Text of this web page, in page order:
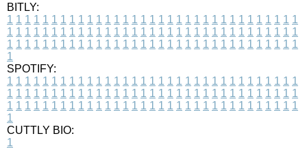
BITLY:
1 1 1 1 1 1 1 1 1 1 1 1 1 1 1 1 1 1 1 1 1 1 1 1 1 1 1 1 1 1 1 1 1
1 1 1 1 1 1 1 1 1 1 1 1 1 1 1 1 1 1 1 1 1 1 1 1 1 1 1 1 1 1 1 1 1
1 1 1 1 1 1 1 1 1 1 1 1 1 1 1 1 1 1 1 1 1 1 1 1 1 1 1 1 1 1 1 1 1
1
SPOTIFY:
1 1 1 1 1 1 1 1 1 1 1 1 1 1 1 1 1 1 1 1 1 1 1 1 1 1 1 1 1 1 1 1 1
1 1 1 1 1 1 1 1 1 1 1 1 1 1 1 1 1 1 1 1 1 1 1 1 1 1 1 1 1 1 1 1 1
1 1 1 1 1 1 1 1 1 1 1 1 1 1 1 1 1 1 1 1 1 1 1 1 1 1 1 1 1 1 1 1 1
1
CUTTLY BIO:
1